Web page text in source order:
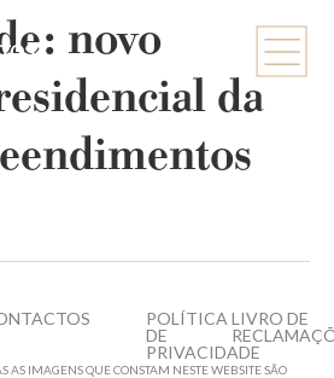
novo
da
POLÍTICA
DE
PRIVACIDADE
LIVRO DE
AS IMAGENS QUE CONSTAM NESTE WEBSITE SÃO